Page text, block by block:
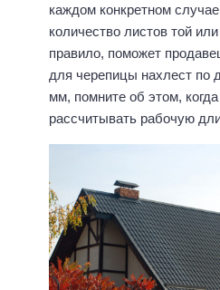
каждом конкретном
количество листов той
правило, поможет
для черепицы нахлест по
мм, помните об этом,
рассчитывать рабочую